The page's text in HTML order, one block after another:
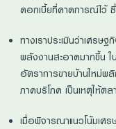
ดอกเบี้ยที่คาดการณ์ไว้ ซึ่ง
ทางเราประเมินว่าเศร
พลังงานสะอาดมากขึ้น
อัตราการขายบ้านใหม่พ
ภาคบริโภค เป็นเหตุให้ต
เมื่อพิจารณาแนวโน้มเศ